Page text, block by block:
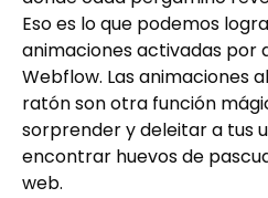
Eso es lo que podemos
animaciones activadas por
Webflow. Las animaciones
ratón son otra función
sorprender y deleitar a tus
encontrar huevos de
web.